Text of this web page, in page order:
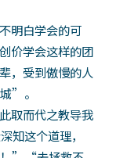
明白学会的可
价学会这样的团
，受到傲慢的人
”。
取而代之教导我
这个道理，